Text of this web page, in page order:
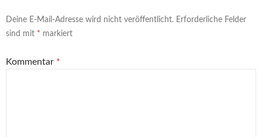
Deine E-Mail-Adresse wird nicht veröffentlicht. Erforderliche Felder
sind mit * markiert
Kommentar *